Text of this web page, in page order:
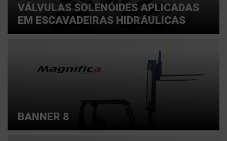
VÁLVULAS SOLENÓIDES APLICADAS
EM ESCAVADEIRAS HIDRÁULICAS
BANNER 8